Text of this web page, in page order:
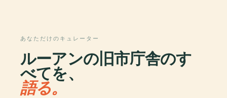
あなただけのキュレーター
ルーアンの旧市庁舎のす
べてを、
語る。